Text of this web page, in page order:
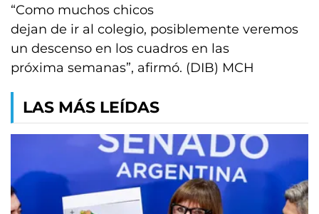
“Como muchos chicos
dejan de ir al colegio, posiblemente veremos
un descenso en los cuadros en las
próxima semanas”, afirmó. (DIB) MCH
LAS MÁS LEÍDAS